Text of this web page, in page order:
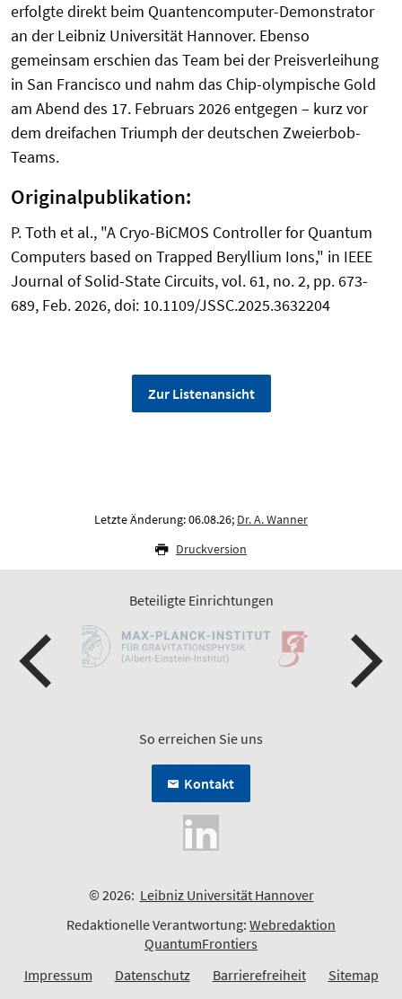
erfolgte direkt beim Quantencomputer-Demonstrator
an der Leibniz Universität Hannover. Ebenso
gemeinsam erschien das Team bei der Preisverleihung
in San Francisco und nahm das Chip-olympische Gold
am Abend des 17. Februars 2026 entgegen – kurz vor
dem dreifachen Triumph der deutschen Zweierbob-
Teams.
Originalpublikation:
P. Toth et al., "A Cryo-BiCMOS Controller for Quantum
Computers based on Trapped Beryllium Ions," in IEEE
Journal of Solid-State Circuits, vol. 61, no. 2, pp. 673-
689, Feb. 2026, doi: 10.1109/JSSC.2025.3632204
Zur Listenansicht
Letzte Änderung: 06.08.26; Dr. A. Wanner
Druckversion
Beteiligte Einrichtungen
So erreichen Sie uns
Kontakt
© 2026: Leibniz Universität Hannover
Redaktionelle Verantwortung: Webredaktion
QuantumFrontiers
Impressum
Datenschutz Barrierefreiheit Sitemap